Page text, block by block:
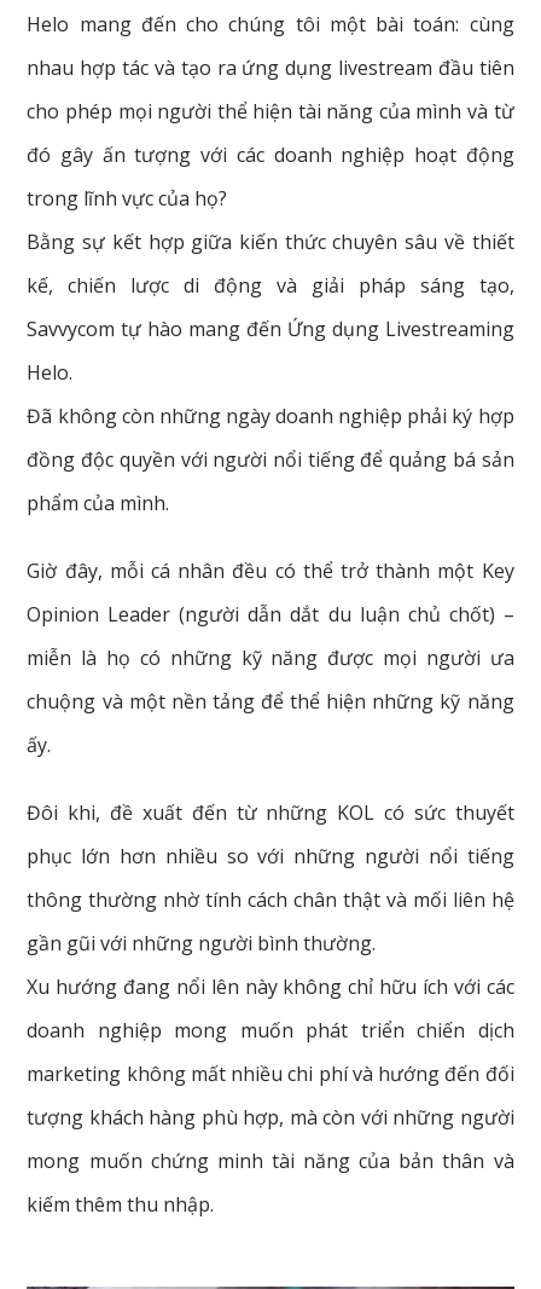
Helo mang đến cho chúng tôi một bài toán: cùng
nhau hợp tác và tạo ra ứng dụng livestream đầu tiên
cho phép mọi người thể hiện tài năng của mình và từ
đó gây ấn tượng với các doanh nghiệp hoạt động
trong lĩnh vực của họ?
Bằng sự kết hợp giữa kiến thức chuyên sâu về thiết
kế, chiến lược di động và giải pháp sáng tạo,
Savvycom tự hào mang đến Ứng dụng Livestreaming
Helo.
Đã không còn những ngày doanh nghiệp phải ký hợp
đồng độc quyền với người nổi tiếng để quảng bá sản
phẩm của mình.
Giờ đây, mỗi cá nhân đều có thể trở thành một Key
Opinion Leader (người dẫn dắt du luận chủ chốt) –
miễn là họ có những kỹ năng được mọi người ưa
chuộng và một nền tảng để thể hiện những kỹ năng
ấy.
Đôi khi, đề xuất đến từ những KOL có sức thuyết
phục lớn hơn nhiều so với những người nổi tiếng
thông thường nhờ tính cách chân thật và mối liên hệ
gần gũi với những người bình thường.
Xu hướng đang nổi lên này không chỉ hữu ích với các
doanh nghiệp mong muốn phát triển chiến dịch
marketing không mất nhiều chi phí và hướng đến đối
tượng khách hàng phù hợp, mà còn với những người
mong muốn chứng minh tài năng của bản thân và
kiếm thêm thu nhập.